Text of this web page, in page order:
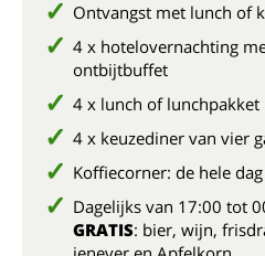
Ontvangst met lunch of
4 x hotelovernachting
ontbijtbuffet
4 x lunch of lunchpakket
4 x keuzediner van vier
Koffiecorner: de hele dag
Dagelijks van 17:00 tot
GRATIS: bier, wijn,